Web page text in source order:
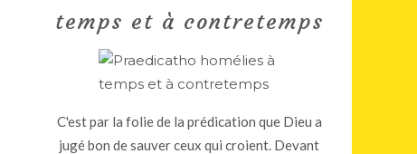
temps et à contretemps
C'est par la folie de la prédication que Dieu a
jugé bon de sauver ceux qui croient. Devant